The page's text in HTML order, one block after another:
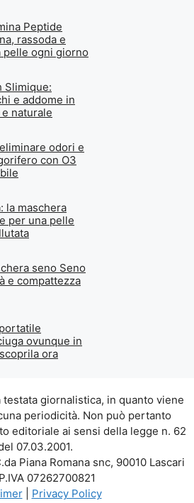
Peptide
rassoda e
pelle ogni giorno
Slimique:
e addome in
naturale
odori e
con O3
la maschera
per una pelle
seno Seno
e compattezza
ovunque in
ora
giornalistica, in quanto viene
periodicità. Non può pertanto
editoriale ai sensi della legge n. 62
07.03.2001.
Piana Romana snc, 90010 Lascari
07262700821
| Privacy Policy